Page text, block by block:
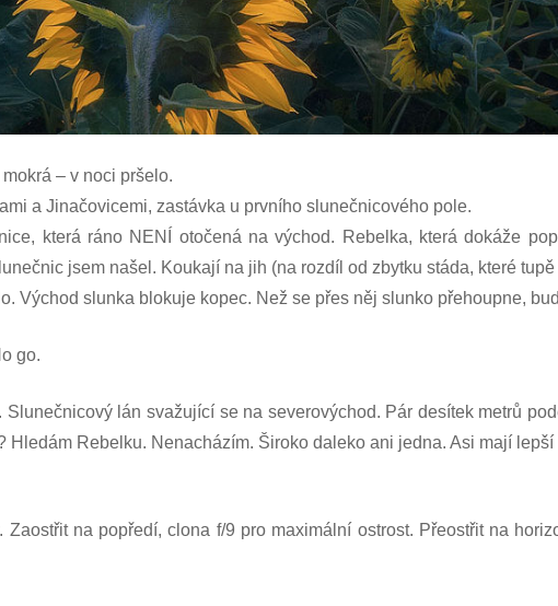
– v noci pršelo.
a Jinačovicemi, zastávka u prvního slunečnicového pole.
která ráno NENÍ otočená na východ. Rebelka, která dokáže
jsem našel. Koukají na jih (na rozdíl od zbytku stáda, které
Východ slunka blokuje kopec. Než se přes něj slunko přehoupne,
go.
lán svažující se na severovýchod. Pár desítek metrů
Hledám Rebelku. Nenacházím. Široko daleko ani jedna. Asi mají
Zaostřit na popředí,clona f/9 pro maximální ostrost. Přeostřit na